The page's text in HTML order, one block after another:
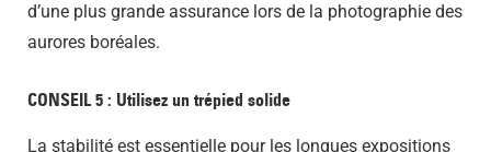
d’une plus grande assurance lors de la photographie des
aurores boréales.
CONSEIL 5 : Utilisez un trépied solide
La stabilité est essentielle pour les longues expositions